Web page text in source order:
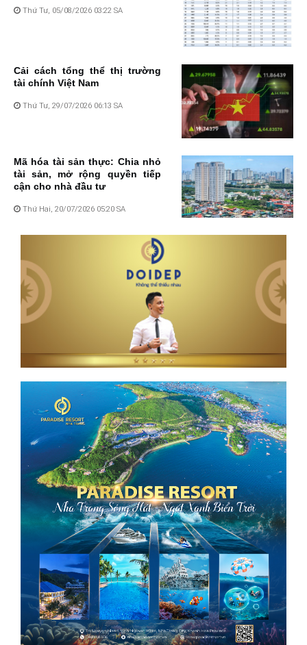
Thứ Tư, 05/08/2026 03:22 SA
Cải cách tổng thể thị trường
tài chính Việt Nam
Thứ Tư, 29/07/2026 06:13 SA
Mã hóa tài sản thực: Chia nhỏ
tài sản, mở rộng quyền tiếp
cận cho nhà đầu tư
Thứ Hai, 20/07/2026 05:20 SA